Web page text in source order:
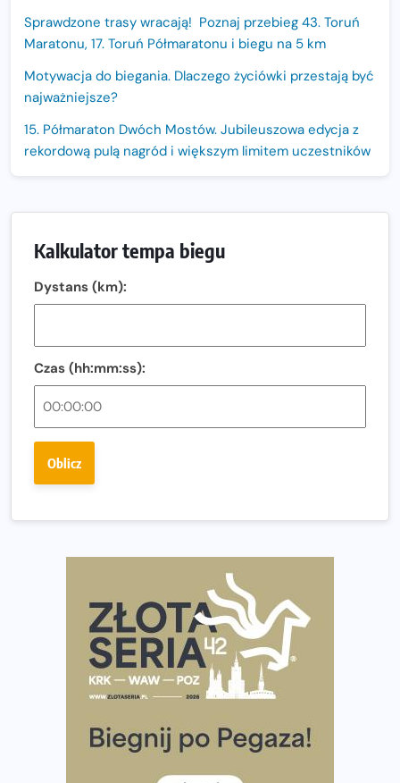
Sprawdzone trasy wracają! Poznaj przebieg 43. Toruń
Maratonu, 17. Toruń Półmaratonu i biegu na 5 km
Motywacja do biegania. Dlaczego życiówki przestają być
najważniejsze?
15. Półmaraton Dwóch Mostów. Jubileuszowa edycja z
rekordową pulą nagród i większym limitem uczestników
Oficjalna koszulka LOTTO 25. Poznań Maratonu!
Amazfit Balance 3: Kompleksowe narzędzie dla biegacza
Regeneracja w bieganiu. Co warto o niej wiedzieć?
Ostatnie wolne miejsca na jubileuszowy Bieg
Fabrykanta. Organizatorzy odkrywają trasę dzień po
wybiera wyzwanie trzech największych maratonów w
Praska 5k Run gospodarzem Mistrzostw Polski
Największy Bieg Powstania Warszawskiego w historii.
Ponad 12 tysięcy uczestników pobiegło dla Bohaterów!
Tętno vs tempo – czym kierować się w bieganiu?
Co ma dużo białka? Produkty, które warto włączyć do
Rozbiegany Olsztyn szykuje się na weekend z
Już w tę sobotę 35. Bieg Powstania Warszawskiego.
Wystartuje rekordowa liczba uczestników
Kalkulator tempa biegu
Dystans (km):
Czas (hh:mm:ss):
Oblicz